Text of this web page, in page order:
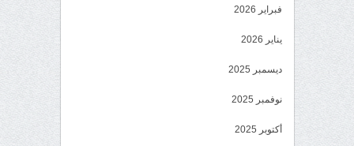
فبراير 2026
يناير 2026
ديسمبر 2025
نوفمبر 2025
أكتوبر 2025